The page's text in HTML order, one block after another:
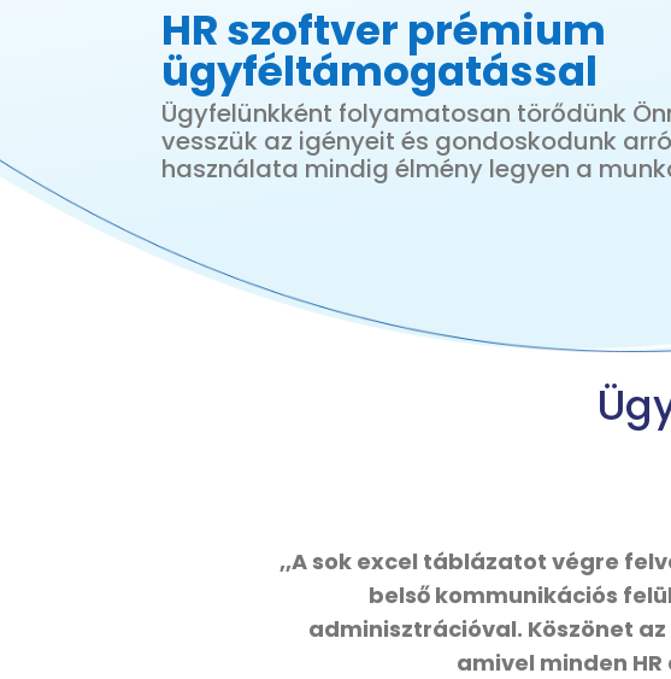
HR szoftver prémium
ügyféltámogatással
Ügyfelünkként folyamatosan törődünk
vesszük az igényeit és gondoskodunk
használata mindig élmény legyen a
,,A sok excel táblázatot végre
belső kommunikációs
adminisztrációval. Köszönet
amivel minden